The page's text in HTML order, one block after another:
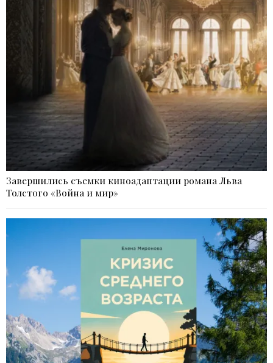
Завершились съемки киноадаптации романа Льва
Толстого «Война и мир»